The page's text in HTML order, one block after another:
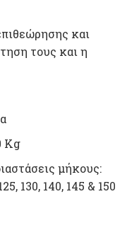
και
τους και η
Kg
μήκους:
130, 140, 145 & 150